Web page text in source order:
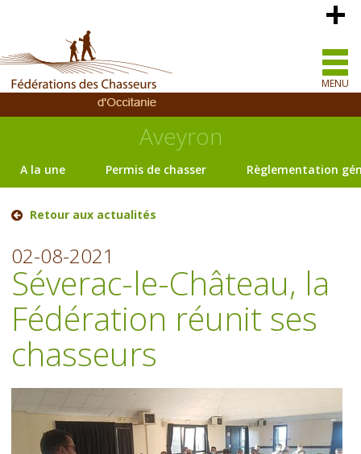
MENU
Aveyron
A la une Permis de chasser Règlementation
Retour aux actualités
02-08-2021
Séverac-le-Château, la
Fédération réunit ses
chasseurs